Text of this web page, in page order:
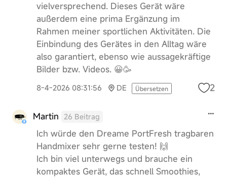
vielversprechend. Dieses Gerät wäre
außerdem eine prima Ergänzung im
Rahmen meiner sportlichen Aktivitäten. Die
Einbindung des Gerätes in den Alltag wäre
also garantiert, ebenso wie aussagekräftige
Bilder bzw. Videos. 😀🥳
8-4-2026 08:31:56 DE Übersetzen 2
Martin 26 Beitrag
Ich würde den Dreame PortFresh tragbaren
Handmixer sehr gerne testen! 🙌
Ich bin viel unterwegs und brauche ein
kompaktes Gerät, das schnell Smoothies,